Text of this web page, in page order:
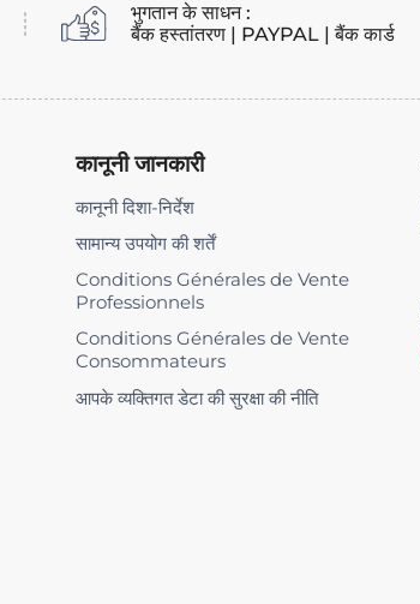
भुगतान के साधन :
बैंक हस्तांतरण | PAYPAL | बैंक कार्ड
कानूनी जानकारी
कानूनी दिशा-निर्देश
सामान्य उपयोग की शर्तें
Conditions Générales de Vente
Professionnels
Conditions Générales de Vente
Consommateurs
आपके व्यक्तिगत डेटा की सुरक्षा की नीति